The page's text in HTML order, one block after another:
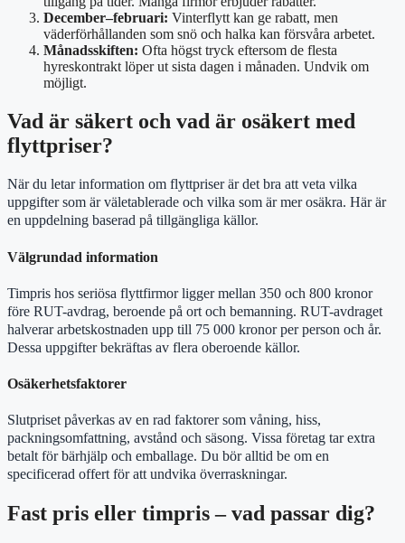
December–februari: Vinterflytt kan ge rabatt, men
väderförhållanden som snö och halka kan försvåra arbetet.
Månadsskiften: Ofta högst tryck eftersom de flesta
hyreskontrakt löper ut sista dagen i månaden. Undvik om
möjligt.
Vad är säkert och vad är osäkert med
flyttpriser?
När du letar information om flyttpriser är det bra att veta vilka
uppgifter som är väletablerade och vilka som är mer osäkra. Här är
en uppdelning baserad på tillgängliga källor.
Välgrundad information
Timpris hos seriösa flyttfirmor ligger mellan 350 och 800 kronor
före RUT-avdrag, beroende på ort och bemanning. RUT-avdraget
halverar arbetskostnaden upp till 75 000 kronor per person och år.
Dessa uppgifter bekräftas av flera oberoende källor.
Osäkerhetsfaktorer
Slutpriset påverkas av en rad faktorer som våning, hiss,
packningsomfattning, avstånd och säsong. Vissa företag tar extra
betalt för bärhjälp och emballage. Du bör alltid be om en
specificerad offert för att undvika överraskningar.
Fast pris eller timpris – vad passar dig?